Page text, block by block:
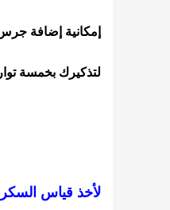
إمكانية إضافة جرس
لتذكيرك بخمسة
لأخذ قياس